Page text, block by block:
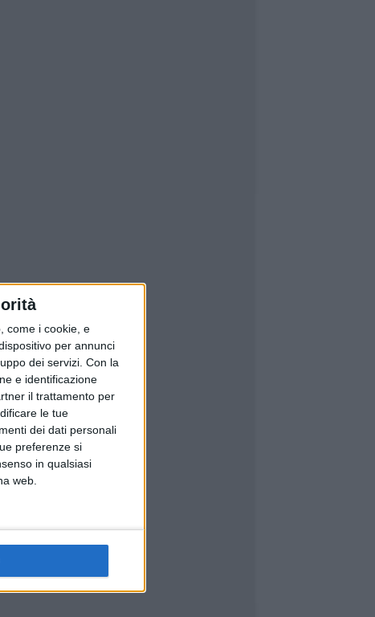
come i cookie, e
per annunci
dei servizi. Con la
e identificazione
il trattamento per
le tue
dei dati personali
preferenze si
in qualsiasi
web.